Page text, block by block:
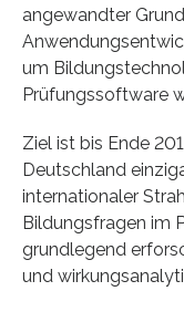
angewandter
um
Prüfungssoftware
Ziel ist bis Ende
Deutschland
internationaler
Bildungsfragen im
grundlegend
und